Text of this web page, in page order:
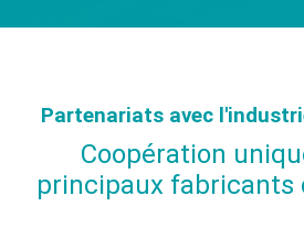
Partenariats avec
Coopération
principaux fabricants